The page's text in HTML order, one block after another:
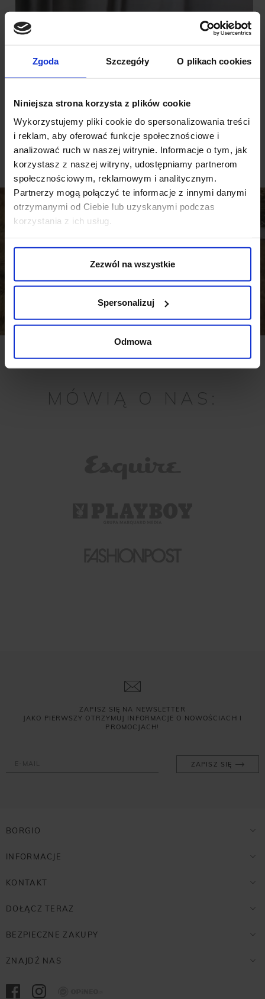
Zgoda Szczegóły O plikach cookies
Niniejsza strona korzysta z plików cookie
Wykorzystujemy pliki cookie do spersonalizowania treści
i reklam, aby oferować funkcje społecznościowe i
analizować ruch w naszej witrynie. Informacje o tym, jak
korzystasz z naszej witryny, udostępniamy partnerom
społecznościowym, reklamowym i analitycznym.
Partnerzy mogą połączyć te informacje z innymi danymi
otrzymanymi od Ciebie lub uzyskanymi podczas
korzystania z ich usług.
Zezwól na wszystkie
Spersonalizuj
Odmowa
MÓWIĄ O NAS:
ZAPISZ SIĘ NA NEWSLETTER
JAKO PIERWSZY OTRZYMUJ INFORMACJE O NOWOŚCIACH I
PROMOCJACH!
ZAPISZ SIĘ
BORGIO
INFORMACJE
KONTAKT
DOŁĄCZ TERAZ
BEZPIECZNE ZAKUPY
ZNAJDŹ NAS